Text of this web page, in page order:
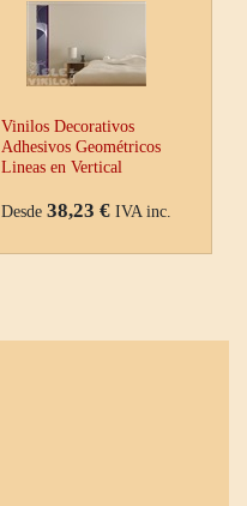
Vinilos Decorativos
Adhesivos Geométricos
Lineas en Vertical
Desde 38,23 € IVA inc.